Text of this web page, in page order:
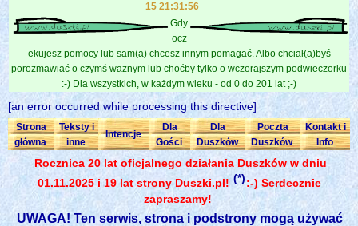
15 21:31:56
Gdy
ocz
ekujesz pomocy lub sam(a) chcesz innym pomagać. Albo chciał(a)byś
porozmawiać o czymś ważnym lub choćby tylko o wczorajszym podwieczorku
:-) Dla wszystkich, w każdym wieku - od 0 do 201 lat ;-)
[an error occurred while processing this directive]
Strona
główna
Teksty i
inne
Intencje
Dla
Gości
Dla
Duszków
Poczta
Duszków
Kontakt i
Info
Rocznica 20 lat oficjalnego działania Duszków w dniu
01.11.2025 i 19 lat strony Duszki.pl! (*):-) Serdecznie
zapraszamy!
UWAGA! Ten serwis, strona i podstrony mogą używać